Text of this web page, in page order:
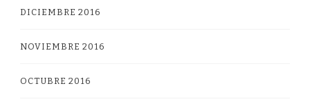
DICIEMBRE 2016
NOVIEMBRE 2016
OCTUBRE 2016